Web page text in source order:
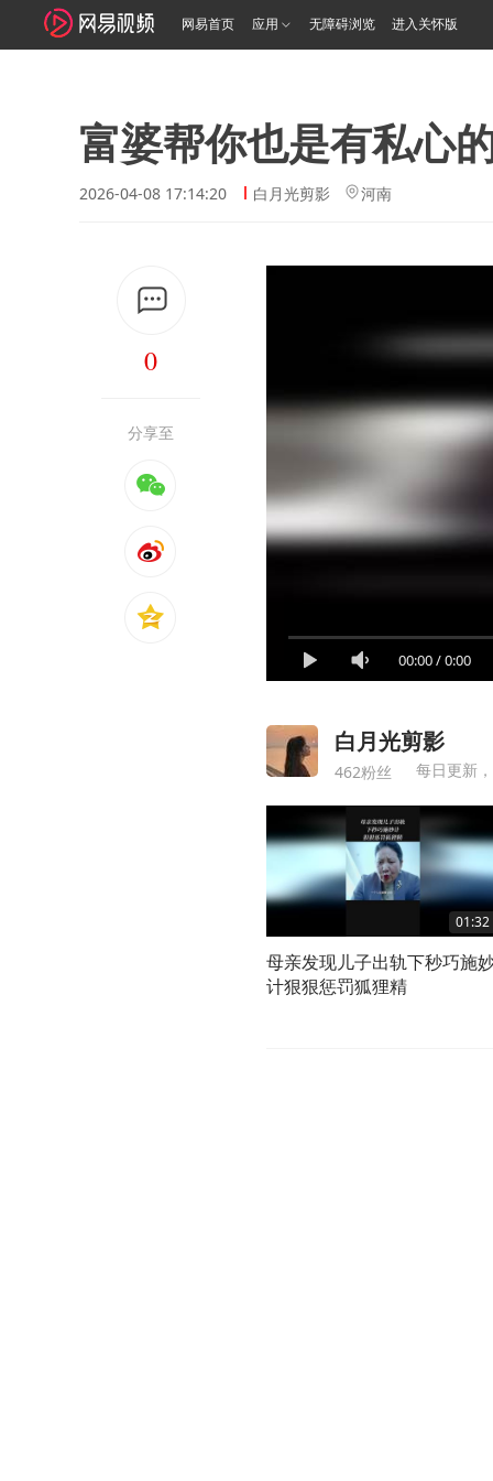
网易首页 应用 无障碍浏览 进入关怀版
富婆帮你也是有私心
2026-04-08 17:14:20 白月光剪影 河南
0
分享至
00:00/0:00
白月光剪影
462粉丝 每日更新
01:32
母亲发现儿子出轨下秒巧施
计狠狠惩罚狐狸精